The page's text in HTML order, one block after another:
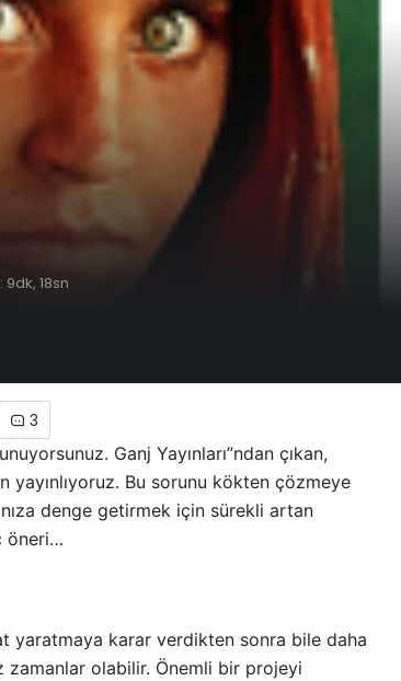
18sn
3
Ganj Yayınları”ndan çıkan,
yayınlıyoruz. Bu sorunu kökten çözmeye
denge getirmek için sürekli artan
öneri…
yaratmaya karar verdikten sonra bile daha
olabilir. Önemli bir projeyi